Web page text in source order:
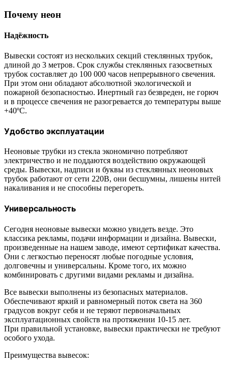
Почему неон
Надёжность
Вывески состоят из нескольких секций стеклянных трубок,
длиной до 3 метров. Срок службы стеклянных газосветных
трубок составляет до 100 000 часов непрерывного свечения.
При этом они обладают абсолютной экологической и
пожарной безопасностью. Инертный газ безвреден, не горюч
и в процессе свечения не разогревается до температуры выше
+40ºС.
Удобство эксплуатации
Неоновые трубки из стекла экономично потребляют
электричество и не поддаются воздействию окружающей
среды. Вывески, надписи и буквы из стеклянных неоновых
трубок работают от сети 220В, они бесшумны, лишены нитей
накаливания и не способны перегореть.
Универсальность
Сегодня неоновые вывески можно увидеть везде. Это
классика рекламы, подачи информации и дизайна. Вывески,
произведенные на нашем заводе, имеют сертификат качества.
Они с легкостью переносят любые погодные условия,
долговечны и универсальны. Кроме того, их можно
комбинировать с другими видами рекламы и дизайна.
Все вывески выполнены из безопасных материалов.
Обеспечивают яркий и равномерный поток света на 360
градусов вокруг себя и не теряют первоначальных
эксплуатационных свойств на протяжении 10-15 лет.
При правильной установке, вывески практически не требуют
особого ухода.
Преимущества вывесок: